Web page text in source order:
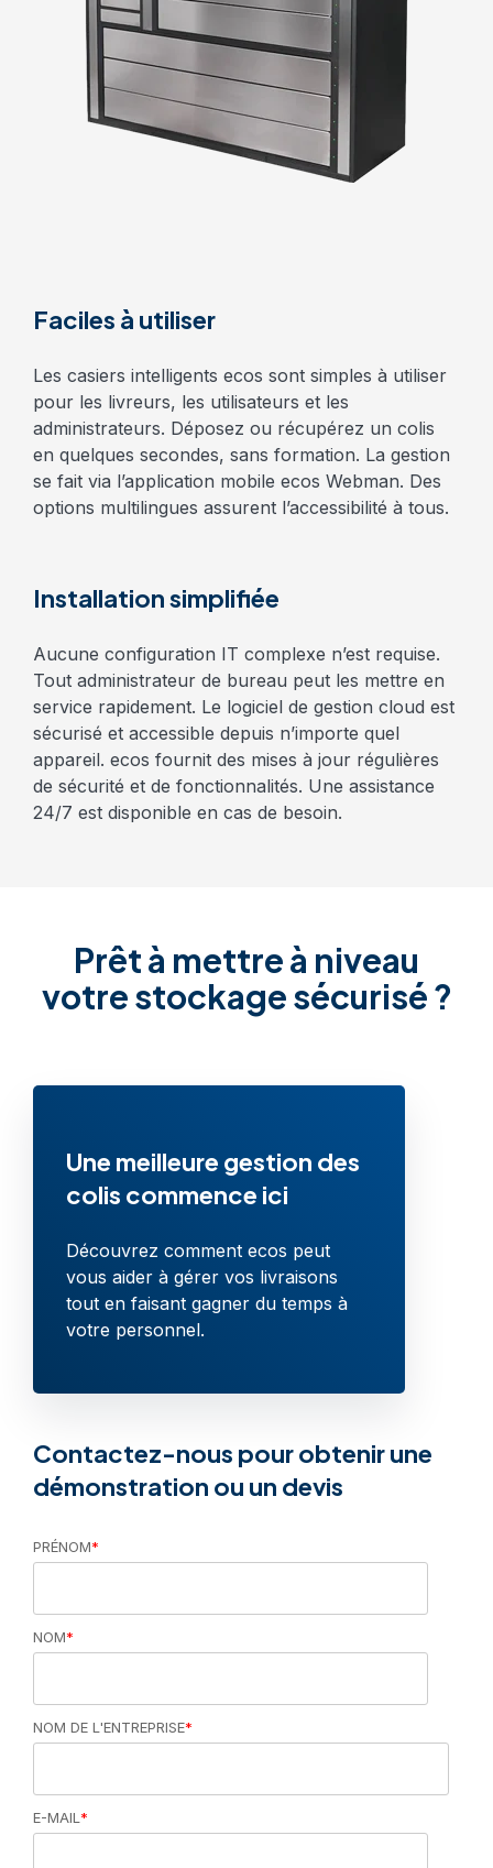
Faciles à utiliser
Les casiers intelligents ecos sont simples à utiliser
pour les livreurs, les utilisateurs et les
administrateurs. Déposez ou récupérez un colis
en quelques secondes, sans formation. La gestion
se fait via l’application mobile ecos Webman. Des
options multilingues assurent l’accessibilité à tous.
Installation simplifiée
Aucune configuration IT complexe n’est requise.
Tout administrateur de bureau peut les mettre en
service rapidement. Le logiciel de gestion cloud est
sécurisé et accessible depuis n’importe quel
appareil. ecos fournit des mises à jour régulières
de sécurité et de fonctionnalités. Une assistance
24/7 est disponible en cas de besoin.
Prêt à mettre à niveau
votre stockage sécurisé ?
Une meilleure gestion des
colis commence ici
Découvrez comment ecos peut
vous aider à gérer vos livraisons
tout en faisant gagner du temps à
votre personnel.
Contactez-nous pour obtenir une
démonstration ou un devis
PRÉNOM*
NOM*
NOM DE L'ENTREPRISE*
E-MAIL*